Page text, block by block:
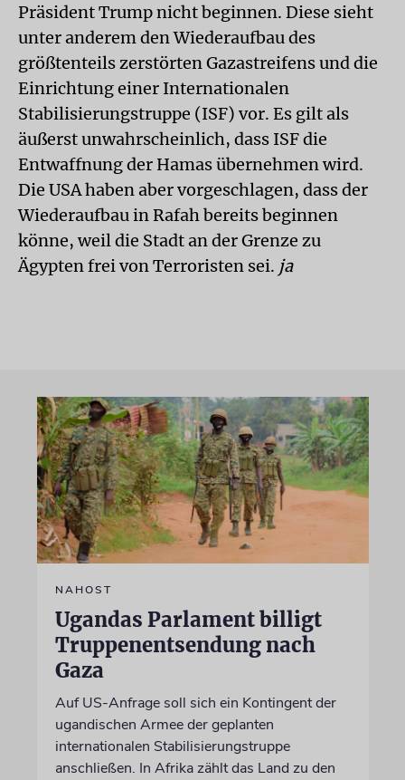
Präsident Trump nicht beginnen. Diese sieht
unter anderem den Wiederaufbau des
größtenteils zerstörten Gazastreifens und die
Einrichtung einer Internationalen
Stabilisierungstruppe (ISF) vor. Es gilt als
äußerst unwahrscheinlich, dass ISF die
Entwaffnung der Hamas übernehmen wird.
Die USA haben aber vorgeschlagen, dass der
Wiederaufbau in Rafah bereits beginnen
könne, weil die Stadt an der Grenze zu
Ägypten frei von Terroristen sei. ja
NAHOST
Ugandas Parlament billigt
Truppenentsendung nach
Gaza
Auf US-Anfrage soll sich ein Kontingent der
ugandischen Armee der geplanten
internationalen Stabilisierungstruppe
anschließen. In Afrika zählt das Land zu den